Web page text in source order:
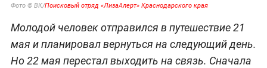
Фото © ВК/Поисковый отряд «ЛизаАлерт» Краснодарского края
Молодой человек отправился в путешествие 21
мая и планировал вернуться на следующий день.
Но 22 мая перестал выходить на связь. Сначала